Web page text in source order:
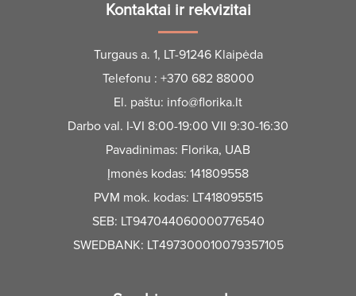
Kontaktai ir rekvizitai
Turgaus a. 1, LT-91246 Klaipėda
Telefonu : +370 682 88000
El. paštu: info@florika.lt
Darbo val. I-VI 8:00-19:00 VII 9:30-16:30
Pavadinimas: Florika, UAB
Įmonės kodas: 141809558
PVM mok. kodas: LT418095515
SEB: LT947044060000776540
SWEDBANK: LT497300010079357105